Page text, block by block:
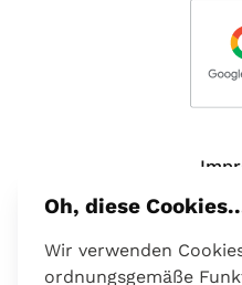
Oh, diese
Wir verwenden
ordnungsgemäße